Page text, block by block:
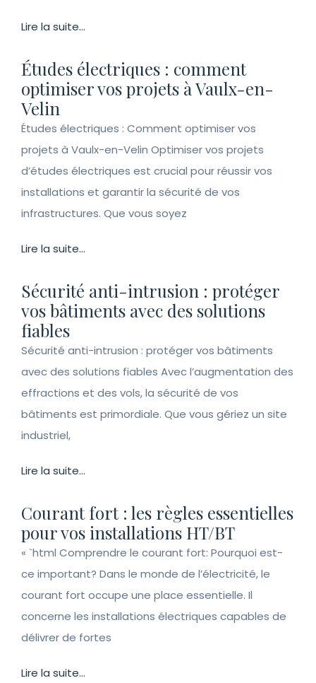
Lire la suite...
Études électriques : comment
optimiser vos projets à Vaulx-en-
Velin
Études électriques : Comment optimiser vos
projets à Vaulx-en-Velin Optimiser vos projets
d’études électriques est crucial pour réussir vos
installations et garantir la sécurité de vos
infrastructures. Que vous soyez
Lire la suite...
Sécurité anti-intrusion : protéger
vos bâtiments avec des solutions
fiables
Sécurité anti-intrusion : protéger vos bâtiments
avec des solutions fiables Avec l’augmentation des
effractions et des vols, la sécurité de vos
bâtiments est primordiale. Que vous gériez un site
industriel,
Lire la suite...
Courant fort : les règles essentielles
pour vos installations HT/BT
« `html Comprendre le courant fort: Pourquoi est-
ce important? Dans le monde de l’électricité, le
courant fort occupe une place essentielle. Il
concerne les installations électriques capables de
délivrer de fortes
Lire la suite...